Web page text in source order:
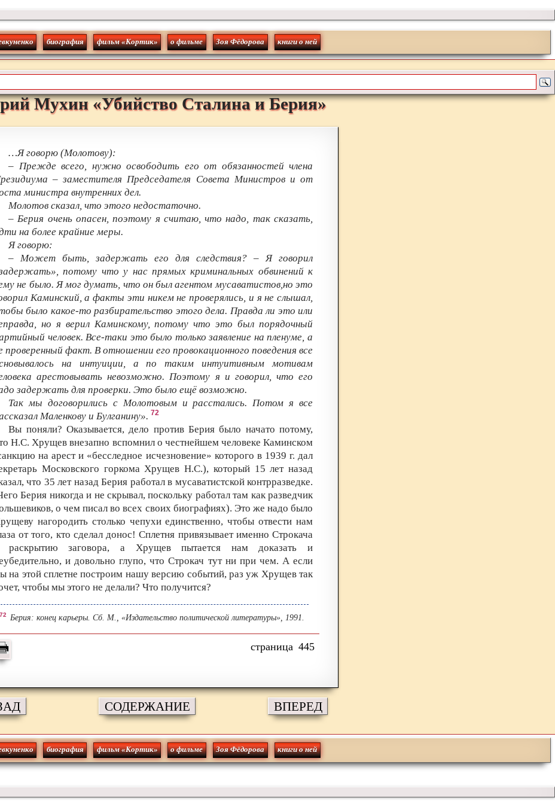
биография фильм «Кортик» о фильме Зоя Фёдорова книги о ней
Мухин«Убийство Сталина и Берия»
…Я говорю (Молотову):
– Прежде всего, нужно освободить его от обязанностей члена
– заместителя Председателя Совета Министров и от
министра внутренних дел.
Молотов сказал, что этого недостаточно.
– Берия очень опасен, поэтому я считаю, что надо, так сказать,
на более крайние меры.
Я говорю:
– Может быть, задержать его для следствия? – Я говорил
потому что у нас прямых криминальных обвинений к
не было. Я мог думать, что он был агентом мусаватистов,но это
Каминский, а факты эти никем не проверялись, и я не слышал,
было какое-то разбирательство этого дела. Правда ли это или
но я верил Каминскому, потому что это был порядочный
человек. Все-таки это было только заявление на пленуме, а
проверенный факт. В отношении его провокационного поведения все
на интуиции, а по таким интуитивным мотивам
арестовывать невозможно. Поэтому я и говорил, что его
задержать для проверки. Это было ещё возможно.
Так мы договорились с Молотовым и расстались. Потом я все
Маленкову и Булганину». 72
Вы поняли? Оказывается, дело против Берия было начато потому,
Н.С. Хрущев внезапно вспомнил о честнейшем человеке Каминском
на арест и «бесследное исчезновение» которого в 1939 г. дал
Московского горкома Хрущев Н.С.), который 15 лет назад
что 35 лет назад Берия работал в мусаватистской контрразведке.
Берия никогда и не скрывал, поскольку работал там как разведчик
о чем писал во всех своих биографиях). Это же надо было
нагородить столько чепухи единственно, чтобы отвести нам
от того, кто сделал донос! Сплетня привязывает именно Строкача
раскрытию заговора, а Хрущев пытается нам доказать и
и довольно глупо, что Строкач тут ни при чем. А если
на этой сплетне построим нашу версию событий, раз уж Хрущев так
чтобы мы этого не делали? Что получится?
72 Берия: конец карьеры. Сб. М., «Издательство политической литературы», 1991.
445
СОДЕРЖАНИЕ ВПЕРЕД
биография фильм «Кортик» о фильме Зоя Фёдорова книги о ней